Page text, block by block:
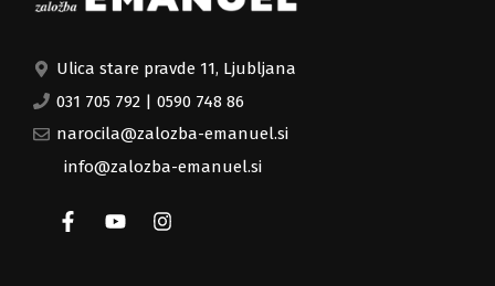
Ulica stare pravde 11, Ljubljana
031 705 792 | 0590 748 86
narocila@zalozba-emanuel.si
info@zalozba-emanuel.si